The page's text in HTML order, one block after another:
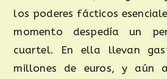
los poderes fácticos
momento despedía un
cuartel. En ella llevan
millones de euros, y aún